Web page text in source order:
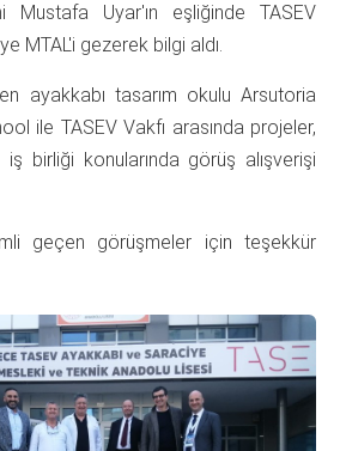
Mustafa Uyar'ın eşliğinde TASEV
MTAL'i gezerek bilgi aldı.
ayakkabı tasarım okulu Arsutoria
ile TASEV Vakfı arasında projeler,
birliği konularında görüş alışverişi
geçen görüşmeler için teşekkür